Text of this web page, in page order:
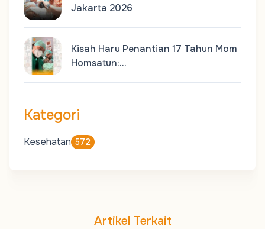
Jakarta 2026
Kisah Haru Penantian 17 Tahun Mom
Homsatun:…
Kategori
Kesehatan 572
Artikel Terkait